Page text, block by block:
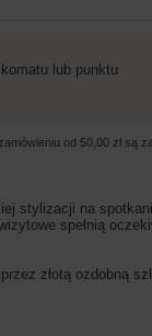
lub punktu
od 50,00 zł są
stylizacji na
spełnią
złotą ozdobną